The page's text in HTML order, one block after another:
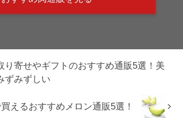
り寄せやギフトのおすすめ通販5選！美
ずみずしい
えるおすすめメロン通販5選！